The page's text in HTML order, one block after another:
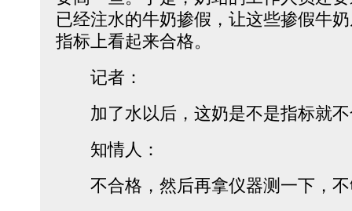
已经注水的牛奶掺假，让这些掺假牛
指标上看起来合格。
记者：
加了水以后，这奶是不是指标就不
知情人：
不合格，然后再拿仪器测一下，不